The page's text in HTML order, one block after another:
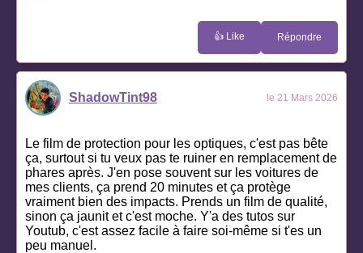
👍 Like Répondre
ShadowTint98 le 21 Mars 2026
Le film de protection pour les optiques, c'est pas bête
ça, surtout si tu veux pas te ruiner en remplacement de
phares après. J'en pose souvent sur les voitures de
mes clients, ça prend 20 minutes et ça protège
vraiment bien des impacts. Prends un film de qualité,
sinon ça jaunit et c'est moche. Y'a des tutos sur
Youtub, c'est assez facile à faire soi-même si t'es un
peu manuel.